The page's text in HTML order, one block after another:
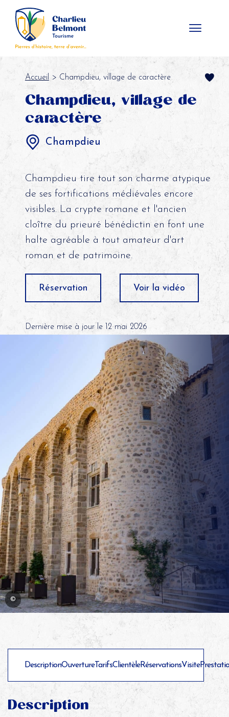
Accueil > Champdieu, village de caractère
Champdieu, village de
caractère
Champdieu
Champdieu tire tout son charme atypique
de ses fortifications médiévales encore
visibles. La crypte romane et l'ancien
cloître du prieuré bénédictin en font une
halte agréable à tout amateur d'art
roman et de patrimoine.
Réservation Voir la vidéo
Dernière mise à jour le 12 mai 2026
©
DescriptionOuvertureTarifsClientèleRéservationsVisite
Description
Panneau de gestion des cookies